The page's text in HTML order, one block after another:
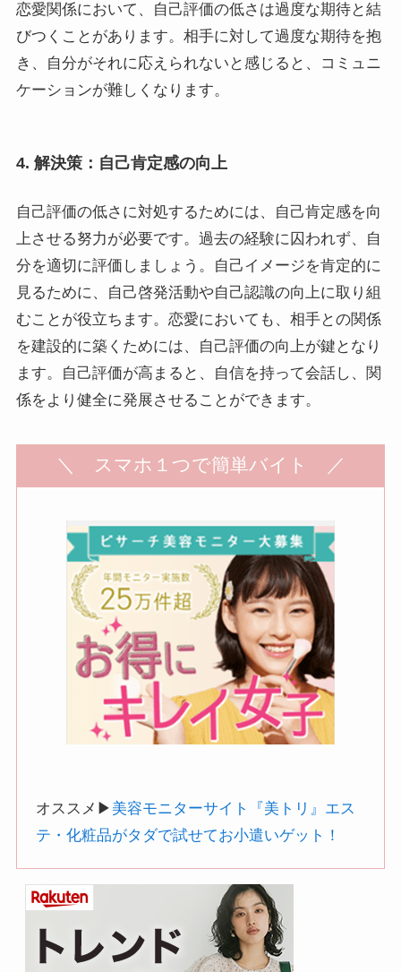
恋愛関係において、自己評価の低さは過度な期待と結
びつくことがあります。相手に対して過度な期待を抱
き、自分がそれに応えられないと感じると、コミュニ
ケーションが難しくなります。
4. 解決策：自己肯定感の向上
自己評価の低さに対処するためには、自己肯定感を向
上させる努力が必要です。過去の経験に囚われず、自
分を適切に評価しましょう。自己イメージを肯定的に
見るために、自己啓発活動や自己認識の向上に取り組
むことが役立ちます。恋愛においても、相手との関係
を建設的に築くためには、自己評価の向上が鍵となり
ます。自己評価が高まると、自信を持って会話し、関
係をより健全に発展させることができます。
＼ スマホ１つで簡単バイト ／
オススメ▶︎ 美容モニターサイト『美トリ』エス
テ・化粧品がタダで試せてお小遣いゲット！